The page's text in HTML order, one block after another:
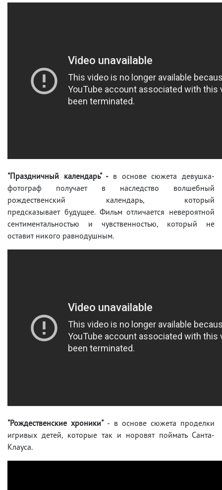
"Праздничный календарь" - в основе сюжета девушка-
фотограф получает в наследство волшебный
рождественский календарь, который
предсказывает будущее. Фильм отличается невероятной
сентиментальностью и чувственностью, который не
оставит никого равнодушным.
"Рождественские хроники"- в основе сюжета проделки
игривых детей, которые так и норовят поймать Санта-
Клауса.